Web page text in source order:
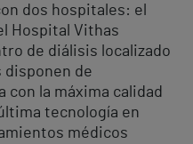
dos hospitales: el
Hospital Vithas
de diálisis localizado
disponen de
con la máxima calidad
tecnología en
médicos